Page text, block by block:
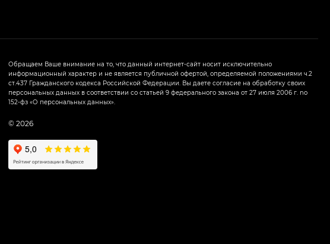
Обращаем Ваше внимание на то, что данный интернет-сайт носит исключительно
информационный характер и не является публичной офертой, определяемой положениями ч.2
ст.437 Гражданского кодекса Российской Федерации. Вы даете согласие на обработку своих
персональных данных в соответствии со статьей 9 федерального закона от 27 июля 2006 г. nо
152-фз «О персональных данных».
© 2026